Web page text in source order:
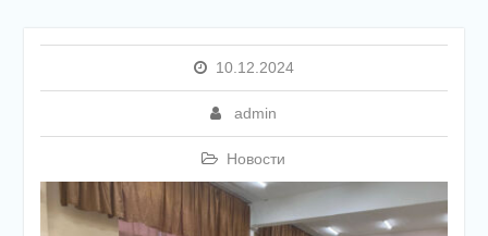
10.12.2024
admin
Новости